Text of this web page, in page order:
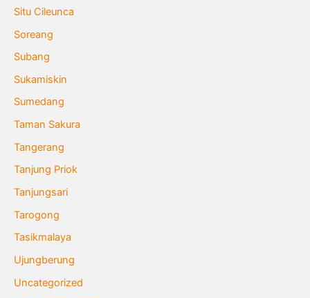
Situ Cileunca
Soreang
Subang
Sukamiskin
Sumedang
Taman Sakura
Tangerang
Tanjung Priok
Tanjungsari
Tarogong
Tasikmalaya
Ujungberung
Uncategorized